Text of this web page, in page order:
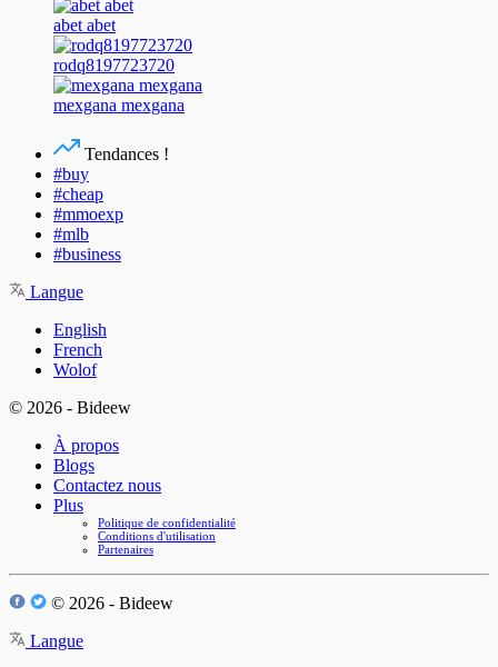
abet abet
rodq8197723720
mexgana mexgana
Tendances !
#buy
#cheap
#mmoexp
#mlb
#business
Langue
English
French
Wolof
© 2026 - Bideew
À propos
Blogs
Contactez nous
Plus
Politique de confidentialité
Conditions d'utilisation
Partenaires
© 2026 - Bideew
Langue